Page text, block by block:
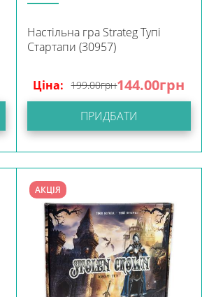
Настільна гра Strateg Тупі
Стартапи (30957)
Ціна: 199.00грн144.00грн
ПРИДБАТИ
АКЦІЯ